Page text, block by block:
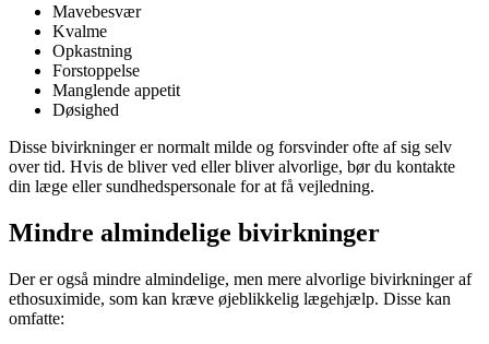
Mavebesvær
Kvalme
Opkastning
Forstoppelse
Manglende appetit
Døsighed
Disse bivirkninger er normalt milde og forsvinder ofte af sig selv
over tid. Hvis de bliver ved eller bliver alvorlige, bør du kontakte
din læge eller sundhedspersonale for at få vejledning.
Mindre almindelige bivirkninger
Der er også mindre almindelige, men mere alvorlige bivirkninger af
ethosuximide, som kan kræve øjeblikkelig lægehjælp. Disse kan
omfatte: